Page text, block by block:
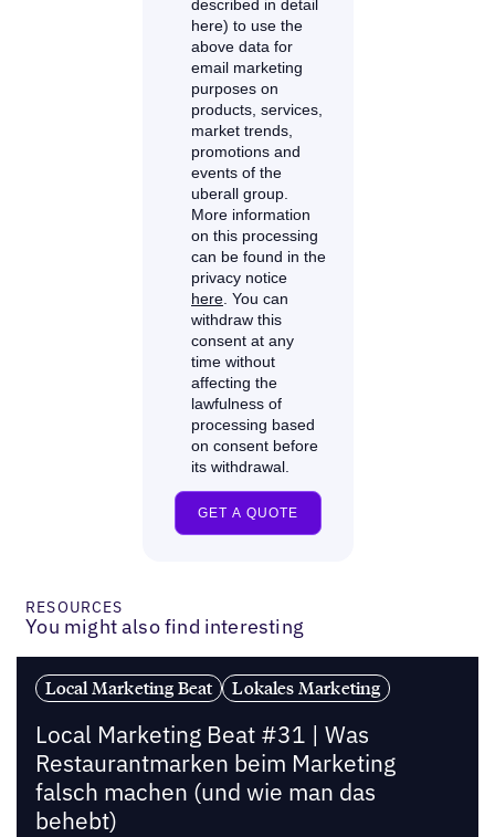
RESOURCES
You might also find interesting
Local Marketing Beat Lokales Marketing
Local Marketing Beat #31 | Was
Restaurantmarken beim Marketing
falsch machen (und wie man das
behebt)